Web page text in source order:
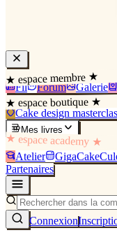
★ espace membre ★
Fil Forum Galerie
★ espace boutique ★
Cake design
Mes livres
★ espace academy ★
Atelier
Partenaires
Connexion